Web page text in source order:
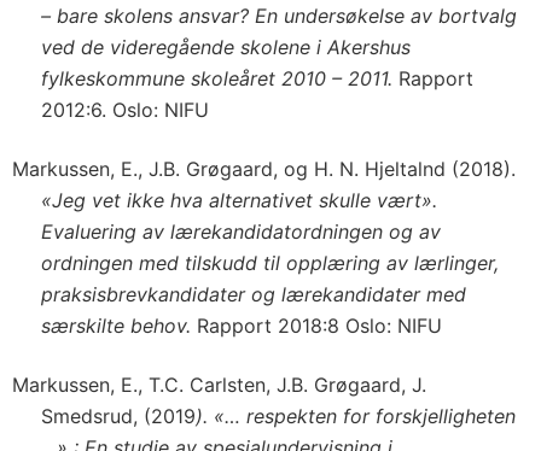
– bare skolens ansvar? En undersøkelse av bortvalg
ved de videregående skolene i Akershus
fylkeskommune skoleåret 2010 – 2011. Rapport
2012:6. Oslo: NIFU
Markussen, E., J.B. Grøgaard, og H. N. Hjeltalnd (2018).
«Jeg vet ikke hva alternativet skulle vært».
Evaluering av lærekandidatordningen og av
ordningen med tilskudd til opplæring av lærlinger,
praksisbrevkandidater og lærekandidater med
særskilte behov. Rapport 2018:8 Oslo: NIFU
Markussen, E., T.C. Carlsten, J.B. Grøgaard, J.
Smedsrud, (2019). «… respekten for forskjelligheten